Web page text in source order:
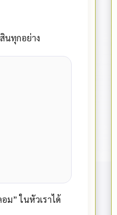
นทุกอย่าง
ม” ในหัวเราได้